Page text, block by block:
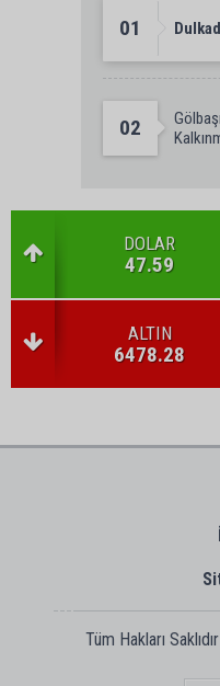
01
02
DOLAR
47.59
ALTIN
6478.28
Tüm Hakları